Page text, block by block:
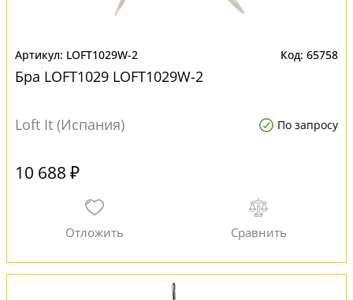
LOFT1029W-2 65758
Бра LOFT1029 LOFT1029W-2
Loft It (Испания) По запросу
10 688 ₽